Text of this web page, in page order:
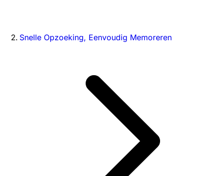
Snelle Opzoeking, Eenvoudig Memoreren